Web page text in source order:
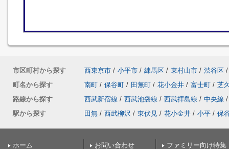
市区町村から探す 西東京市 / 小平市 / 練馬区 / 東村山市 / 渋谷区 /
町名から探す
南町 / 保谷町 / 田無町 / 花小金井 / 富士町 / 芝
路線から探す
西武新宿線 / 西武池袋線 / 西武拝島線 / 中央線 /
駅から探す
田無 / 西武柳沢 / 東伏見 / 花小金井 / 小平 / 保
ホーム
お問い合わせ
ファミリー向け特集